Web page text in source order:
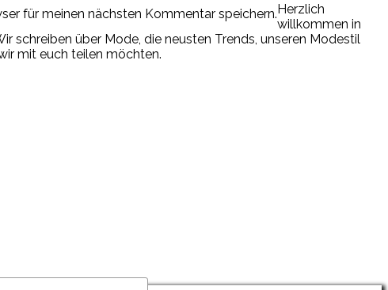
für meinen nächsten Kommentar speichern. Herzlich
willkommen in
schreiben über Mode, die neusten Trends, unseren Modestil
mit euch teilen möchten.